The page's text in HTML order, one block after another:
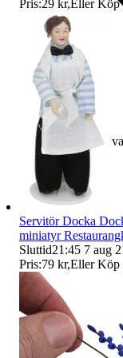
Ersättning om
Pris:29 kr, Eller Köp
Servitör Docka
miniatyr
Sluttid21:45 7 aug
Pris:79 kr,Eller Köp